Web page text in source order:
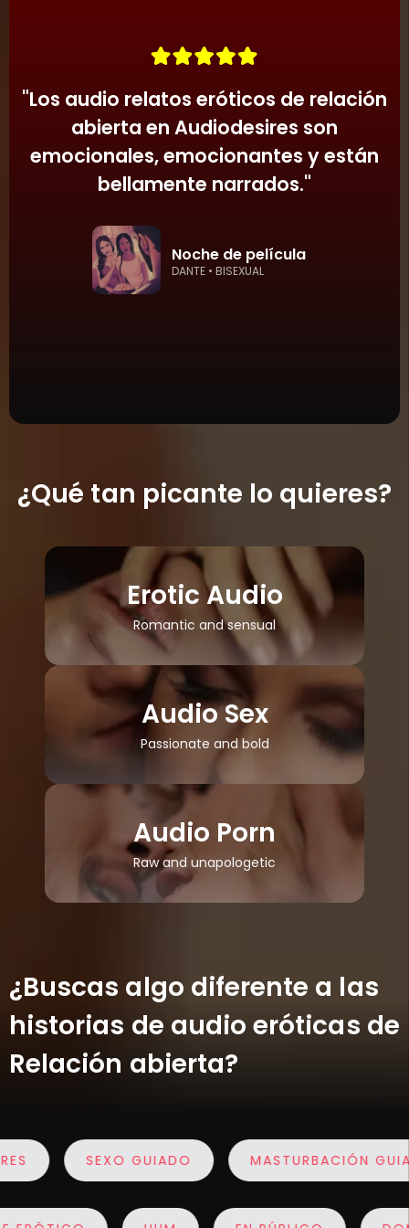
"Los audio relatos eróticos de relación
abierta en Audiodesires son
emocionales, emocionantes y están
bellamente narrados."
Noche de película
DANTE • BISEXUAL
¿Qué tan picante lo quieres?
Erotic Audio
Romantic and sensual
Audio Sex
Passionate and bold
Audio Porn
Raw and unapologetic
¿Buscas algo diferente a las
historias de audio eróticas de
Relación abierta?
SEXO GUIADO MASTURBACIÓN